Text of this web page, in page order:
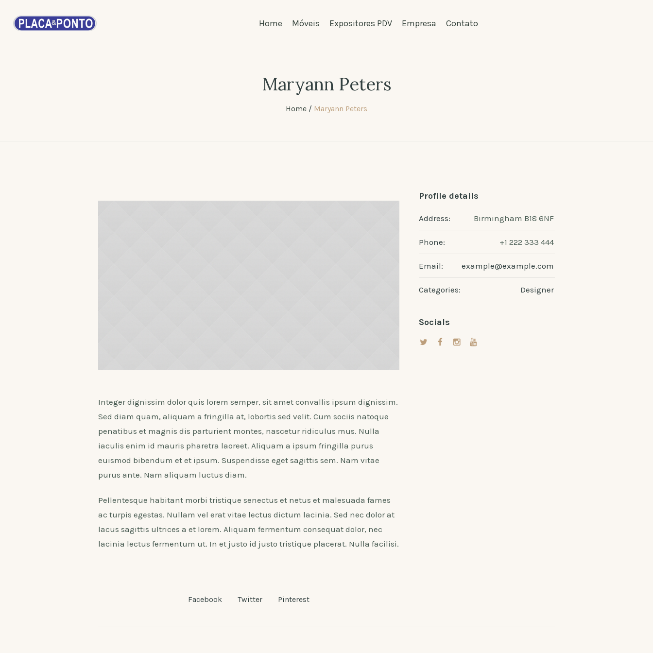
Home Móveis Expositores PDV Empresa Contato
Maryann Peters
Home / Maryann Peters
Integer dignissim dolor quis lorem semper, sit amet convallis ipsum dignissim.
Sed diam quam, aliquam a fringilla at, lobortis sed velit. Cum sociis natoque
penatibus et magnis dis parturient montes, nascetur ridiculus mus. Nulla
iaculis enim id mauris pharetra laoreet. Aliquam a ipsum fringilla purus
euismod bibendum et et ipsum. Suspendisse eget sagittis sem. Nam vitae
purus ante. Nam aliquam luctus diam.
Pellentesque habitant morbi tristique senectus et netus et malesuada fames
ac turpis egestas. Nullam vel erat vitae lectus dictum lacinia. Sed nec dolor at
lacus sagittis ultrices a et lorem. Aliquam fermentum consequat dolor, nec
lacinia lectus fermentum ut. In et justo id justo tristique placerat. Nulla facilisi.
Facebook Twitter Pinterest
Profile details
Address: Birmingham B18 6NF
Phone: +1 222 333 444
Email: example@example.com
Categories: Designer
Socials